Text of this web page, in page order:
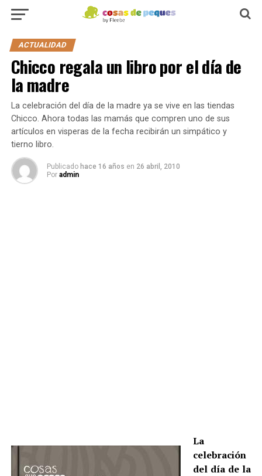
ACTUALIDAD
Chicco regala un libro por el día de
la madre
La celebración del día de la madre ya se vive en las tiendas
Chicco. Ahora todas las mamás que compren uno de sus
artículos en visperas de la fecha recibirán un simpático y
tierno libro.
Publicado hace 16 años en 26 abril, 2010
Por admin
La
celebración
del día de la